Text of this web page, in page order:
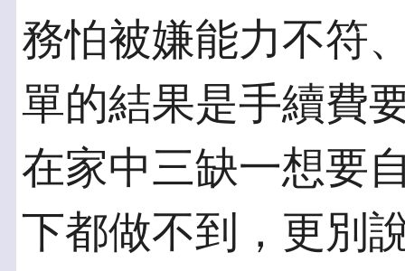
務怕被嫌能力不符
單的結果是手續費
在家中三缺一想要
下都做不到，更別